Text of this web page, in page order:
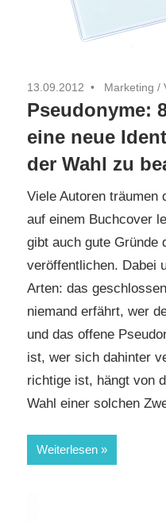
13.09.2012 Marketing /
Pseudonyme:
eine neue
der Wahl zu
Viele Autoren träumen
auf einem Buchcover
gibt auch gute Gründe
veröffentlichen. Dabei
Arten: das
niemand erfährt, wer
und das offene
ist, wer sich dahinter
richtige ist, hängt von
Wahl einer solchen
Weiterlesen